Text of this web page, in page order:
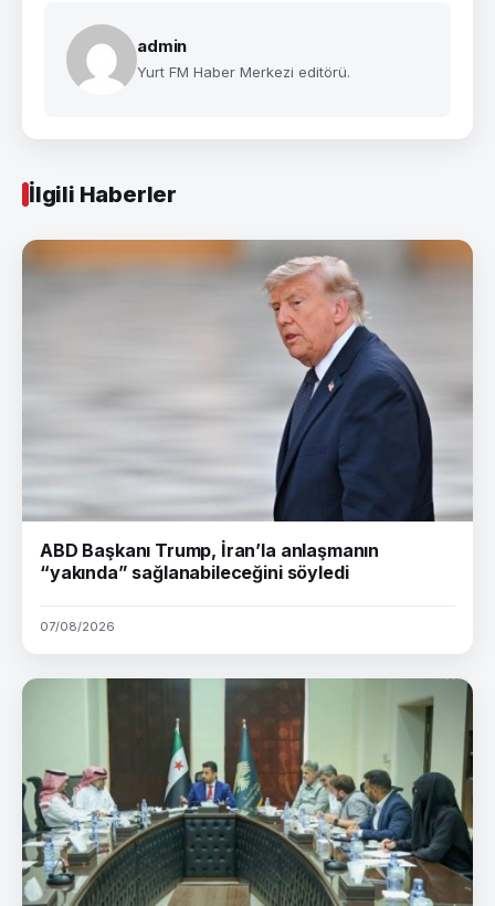
admin
Yurt FM Haber Merkezi editörü.
İlgili Haberler
ABD Başkanı Trump, İran’la anlaşmanın
“yakında” sağlanabileceğini söyledi
07/08/2026